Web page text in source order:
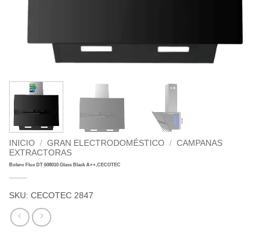
INICIO / GRAN ELECTRODOMÉSTICO / CAMPANAS
EXTRACTORAS
Bolero Flux DT 608010 Glass Black A++,CECOTEC
SKU: CECOTEC 2847